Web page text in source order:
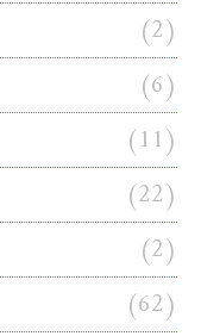
(2)
(6)
(11)
(22)
(2)
(62)